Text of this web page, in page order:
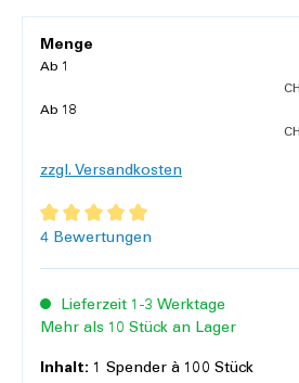
Menge
Ab 1
Ab 18
zzgl. Versandkosten
Durchschnittliche Bewertung von 5
4 Bewertungen
Lieferzeit 1-3 Werktage
Mehr als 10 Stück an Lager
Inhalt: 1 Spender à 100 Stück